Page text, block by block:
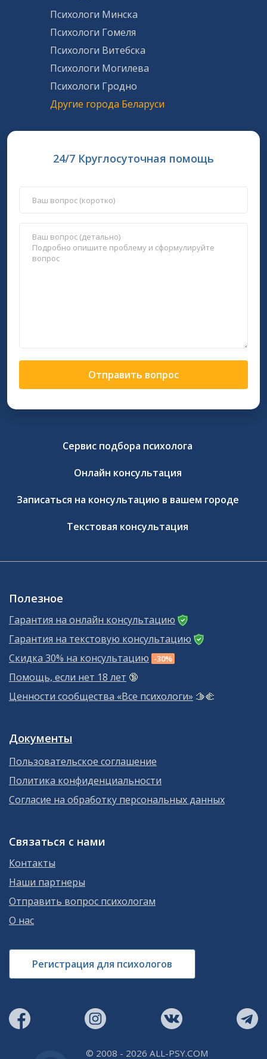
Психологи Минска
Психологи Гомеля
Психологи Витебска
Психологи Могилева
Психологи Гродно
Другие города Беларуси
24/7 Круглосуточная помощь
Отправить вопрос
Сервис подбора психолога
Онлайн консультация
Записаться на консультацию в вашем городе
Текстовая консультация
Полезное
Гарантия на онлайн консультацию
Гарантия на текстовую консультацию
Скидка 30% на консультацию -30%
Помощь, если нет 18 лет 🔞
Ценности сообщества «Все психологи» 🫱‍🫲
Документы
Пользовательское соглашение
Политика конфиденциальности
Согласие на обработку персональных данных
Связаться с нами
Контакты
Наши партнеры
Отправить вопрос психологам
О нас
Регистрация для психологов
© 2008 - 2026 ALL-PSY.COM